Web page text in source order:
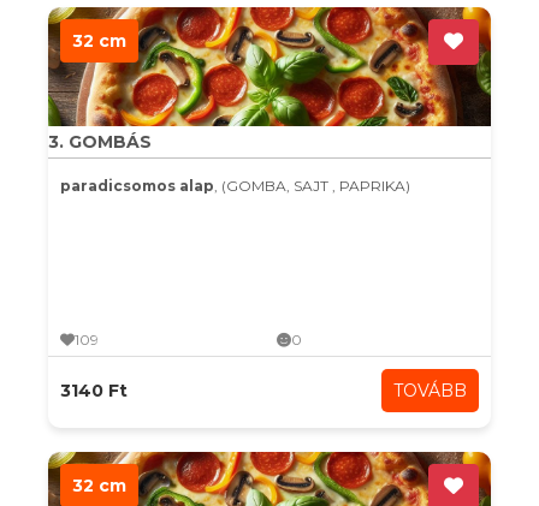
32 cm
3. GOMBÁS
paradicsomos alap, (GOMBA, SAJT , PAPRIKA)
109 0
3140 Ft TOVÁBB
32 cm